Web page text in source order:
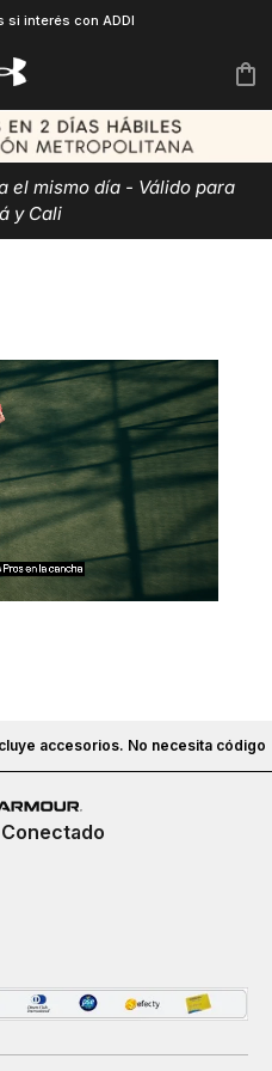
si interés con ADDI
el mismo día - Válido para
y Cali
accesorios. No necesita código